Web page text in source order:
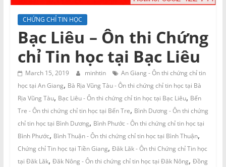
và
Tư
vấn
Miền
Nam
CHỨNG CHỈ TIN HỌC
Bạc Liêu – Ôn thi Chứng
chỉ Tin học tại Bạc Liêu
March 15, 2019 minhtin
An Giang - Ôn thi chứng chỉ tin
học tại An Giang, Bà Rịa Vũng Tàu - Ôn thi chứng chỉ tin học tại Bà
Rịa Vũng Tàu, Bạc Liêu - Ôn thi chứng chỉ tin học tại Bạc Liêu, Bến
Tre - Ôn thi chứng chỉ tin học tại Bến Tre, Bình Dương - Ôn thi chứng
chỉ tin học tại Bình Dương, Bình Phước - Ôn thi chứng chỉ tin học tại
Bình Phước, Bình Thuận - Ôn thi chứng chỉ tin học tại Bình Thuận,
Chứng chỉ Tin học tại Tiền Giang, Đăk Lăk - Ôn thi Chứng chỉ Tin học
tại Đăk Lăk, Đăk Nông - Ôn thi chứng chỉ tin học tại Đăk Nông, Đồng